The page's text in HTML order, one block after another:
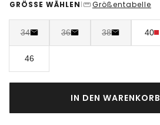
GRÖSSE WÄHLEN | Größentabelle
34 36 38 40
46
IN DEN WARENKORB